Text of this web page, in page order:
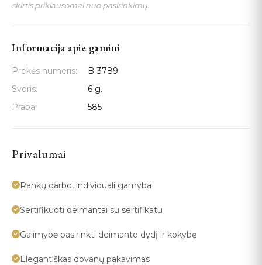
skirtis priklausomai nuo pasirinkimų.
Informacija apie gamini
Prekės numeris:
B-3789
Svoris:
6 g.
Praba:
585
Privalumai
Rankų darbo, individuali gamyba
Sertifikuoti deimantai su sertifikatu
Galimybė pasirinkti deimanto dydį ir kokybę
Elegantiškas dovanų pakavimas